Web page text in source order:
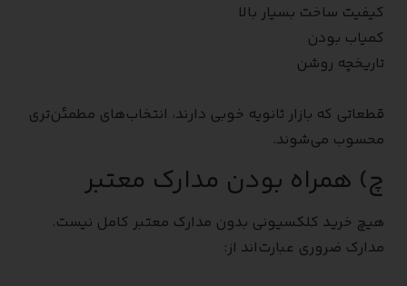
کیفیت ساخت بسیار بالا
کمیاب بودن
تاریخچه روشن
قطعاتی که بازار ثانویه خوبی دارند، انتخاب‌های مطمئن‌تری
محسوب می‌شوند.
چ) همراه بودن مدارک معتبر
هیچ خرید کلکسیونی بدون مدارک معتبر کامل نیست.
مدارک ضروری عبارت‌اند از: